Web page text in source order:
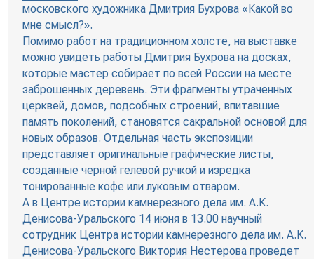
московского художника Дмитрия Бухрова «Какой во
мне смысл?».
Помимо работ на традиционном холсте, на выставке
можно увидеть работы Дмитрия Бухрова на досках,
которые мастер собирает по всей России на месте
заброшенных деревень. Эти фрагменты утраченных
церквей, домов, подсобных строений, впитавшие
память поколений, становятся сакральной основой для
новых образов. Отдельная часть экспозиции
представляет оригинальные графические листы,
созданные черной гелевой ручкой и изредка
тонированные кофе или луковым отваром.
А в Центре истории камнерезного дела им. А.К.
Денисова-Уральского 14 июня в 13.00 научный
сотрудник Центра истории камнерезного дела им. А.К.
Денисова-Уральского Виктория Нестерова проведет